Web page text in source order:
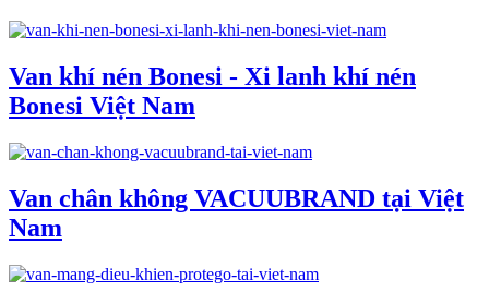
Van khí nén Bonesi - Xi lanh khí nén
Bonesi Việt Nam
Van chân không VACUUBRAND tại Việt
Nam